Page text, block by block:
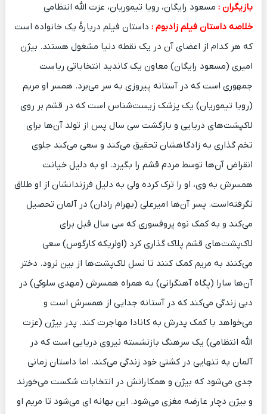
بازیگران :مسعود رایگان، رویا تیموریان، عزت الله انتظامی
خلاصه داستان فیلم زادبوم :داستان فیلم دربارهٔ یک خانواده است
که هر کدام از اعضای آن در یک نقطه دنیا مشغول هستند. بیژن
امیری (مسعود رایگان) معاون یک کاندید انتخاباتی ریاست
جمهوری است که در آستانه پیروزی به سر می‌برد. همسر او مریم
(رویا تیموریان) یک پزشک زیست‌شناس است که در قشم بر روی
لاکپشت‌های دریایی و بازگشت سی سال پس از تولد آن‌ها برای
تخم گذاری به زادگاهشان تحقیق می‌کند و سعی می‌کند جلوی
انقراض آن‌ها توسط مردم قشم را بگیرد. او به دلیل خیانت
همسرش به وی، او را ترک کرده ولی به دلیل فرزندانشان از او طلاق
نگرفته‌است. پسر آن‌ها امیرعلی (بهرام رادان) در آلمان تحصیل
می‌کند و به کمک نوه پروفسوری که سی سال قبل برای
لاک‌پشت‌های قشم پلاک گذاری کرد (اولریکه کارگوس) سعی
می‌کنند به مریم کمک کنند تا نسل لاک‌پشت‌ها از بین نرود. دختر
آن‌ها سارا (پگاه آهنگرانی) به همراه همسرش (مهدی سلوکی) در
دبی زندگی می‌کند که در آستانه جدایی از همسرش است و
می‌خواهد با کمک پدرش به کانادا مهاجرت کند. پدر بیژن (عزت
الله انتظامی) یک سرهنگ بازنشسته نیروی دریایی است که در
آلمان به تنهایی در کشتی خود زندگی می‌کند. اما داستان زمانی
جدی می‌شود که بیژن و همکارانش در انتخابات شکست می‌خورند
و بیژن دچار عارضه مغزی می‌شود. این بهانه ای می‌شود تا مریم او